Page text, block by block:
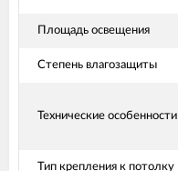
Площадь освещения
Степень влагозащиты
Технические особенности
Тип крепления к потолку